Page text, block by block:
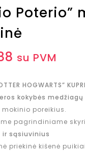
Poterio”
su PVM
HOGWARTS”
kokybės medžiagų
mokinio poreikius.
pagrindiniame
ir sąsiuvinius
priekinė kišenė